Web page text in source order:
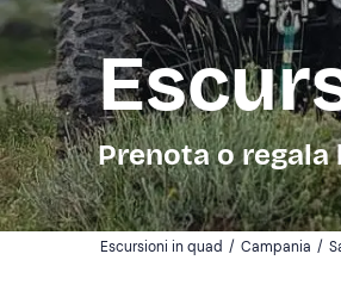
Prenota o
Escursioni in quad / Campania /